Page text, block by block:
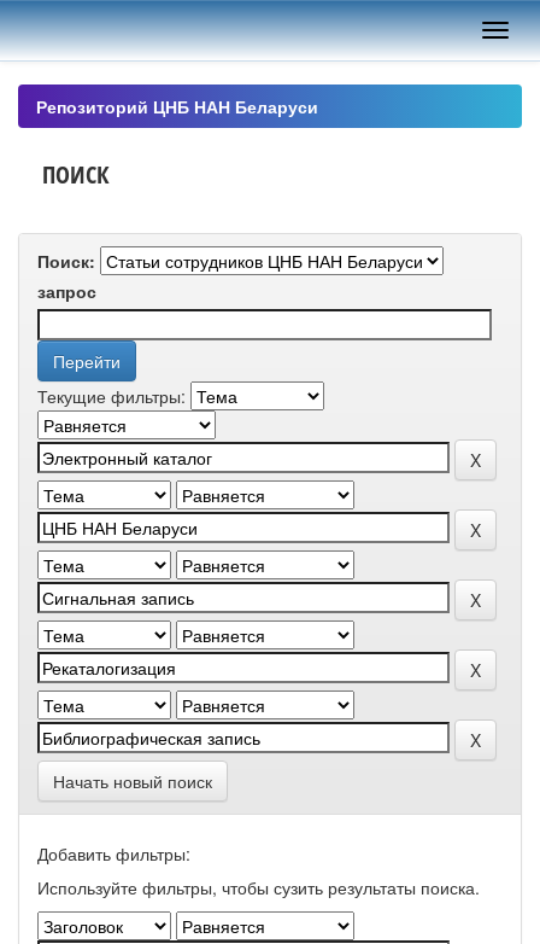
Skip
navigation
Репозиторий ЦНБ НАН Беларуси
ПОИСК
Поиск:
запрос
Текущие фильтры:
Начать новый поиск
Добавить фильтры:
Используйте фильтры, чтобы сузить результаты поиска.